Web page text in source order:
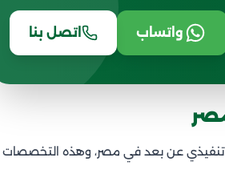
واتساب اتصل بنا
تنفيذي عن بعد في مصر، وهذه التخصصات